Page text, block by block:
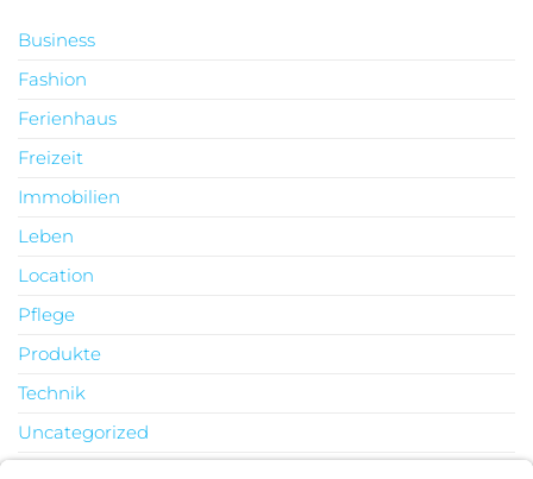
Business
Fashion
Ferienhaus
Freizeit
Immobilien
Leben
Location
Pflege
Produkte
Technik
Uncategorized